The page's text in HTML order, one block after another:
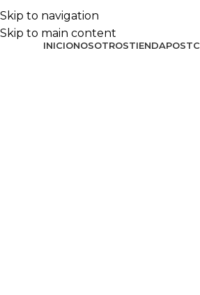
Skip to navigation
Skip to main content
INICIONOSOTROSTIENDAPOST